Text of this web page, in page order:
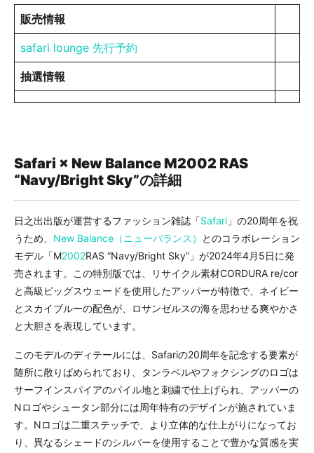
販売情報
safari lounge 先行予約
抽選情報
Safari × New Balance M2002 RAS
“Navy/Bright Sky”の詳細
日之出出版が運営するファッション雑誌「Safari 」の20周年を祝
うため、 New Balance（ニューバランス）
とのコラボレーション
モデル「M2002RAS “Navy/Bright Sky”」が2024年4月5日に発
売されます。この特別版では、リサイクル素材CORDURA re/cor
と高級ピッグスウェードを使用したアッパーが特徴で、ネイビー
とスカイブルーの配色が、ロサンゼルスの海を思わせる爽やかさ
と大胆さを表現しています。
このモデルのディテールには、Safariの20周年を記念する要素が
随所に散りばめられており、タンラベルやフォクシングのロゴは
サーフインスパイアのパイル地と刺繍で仕上げられ、アッパーの
Nロゴやシュータン部分には周年特有のデザインが施されていま
す。Nロゴは二重ステッチで、より立体的な仕上がりになってお
り、異なるシェードのシルバーを使用することで豊かな質感を実